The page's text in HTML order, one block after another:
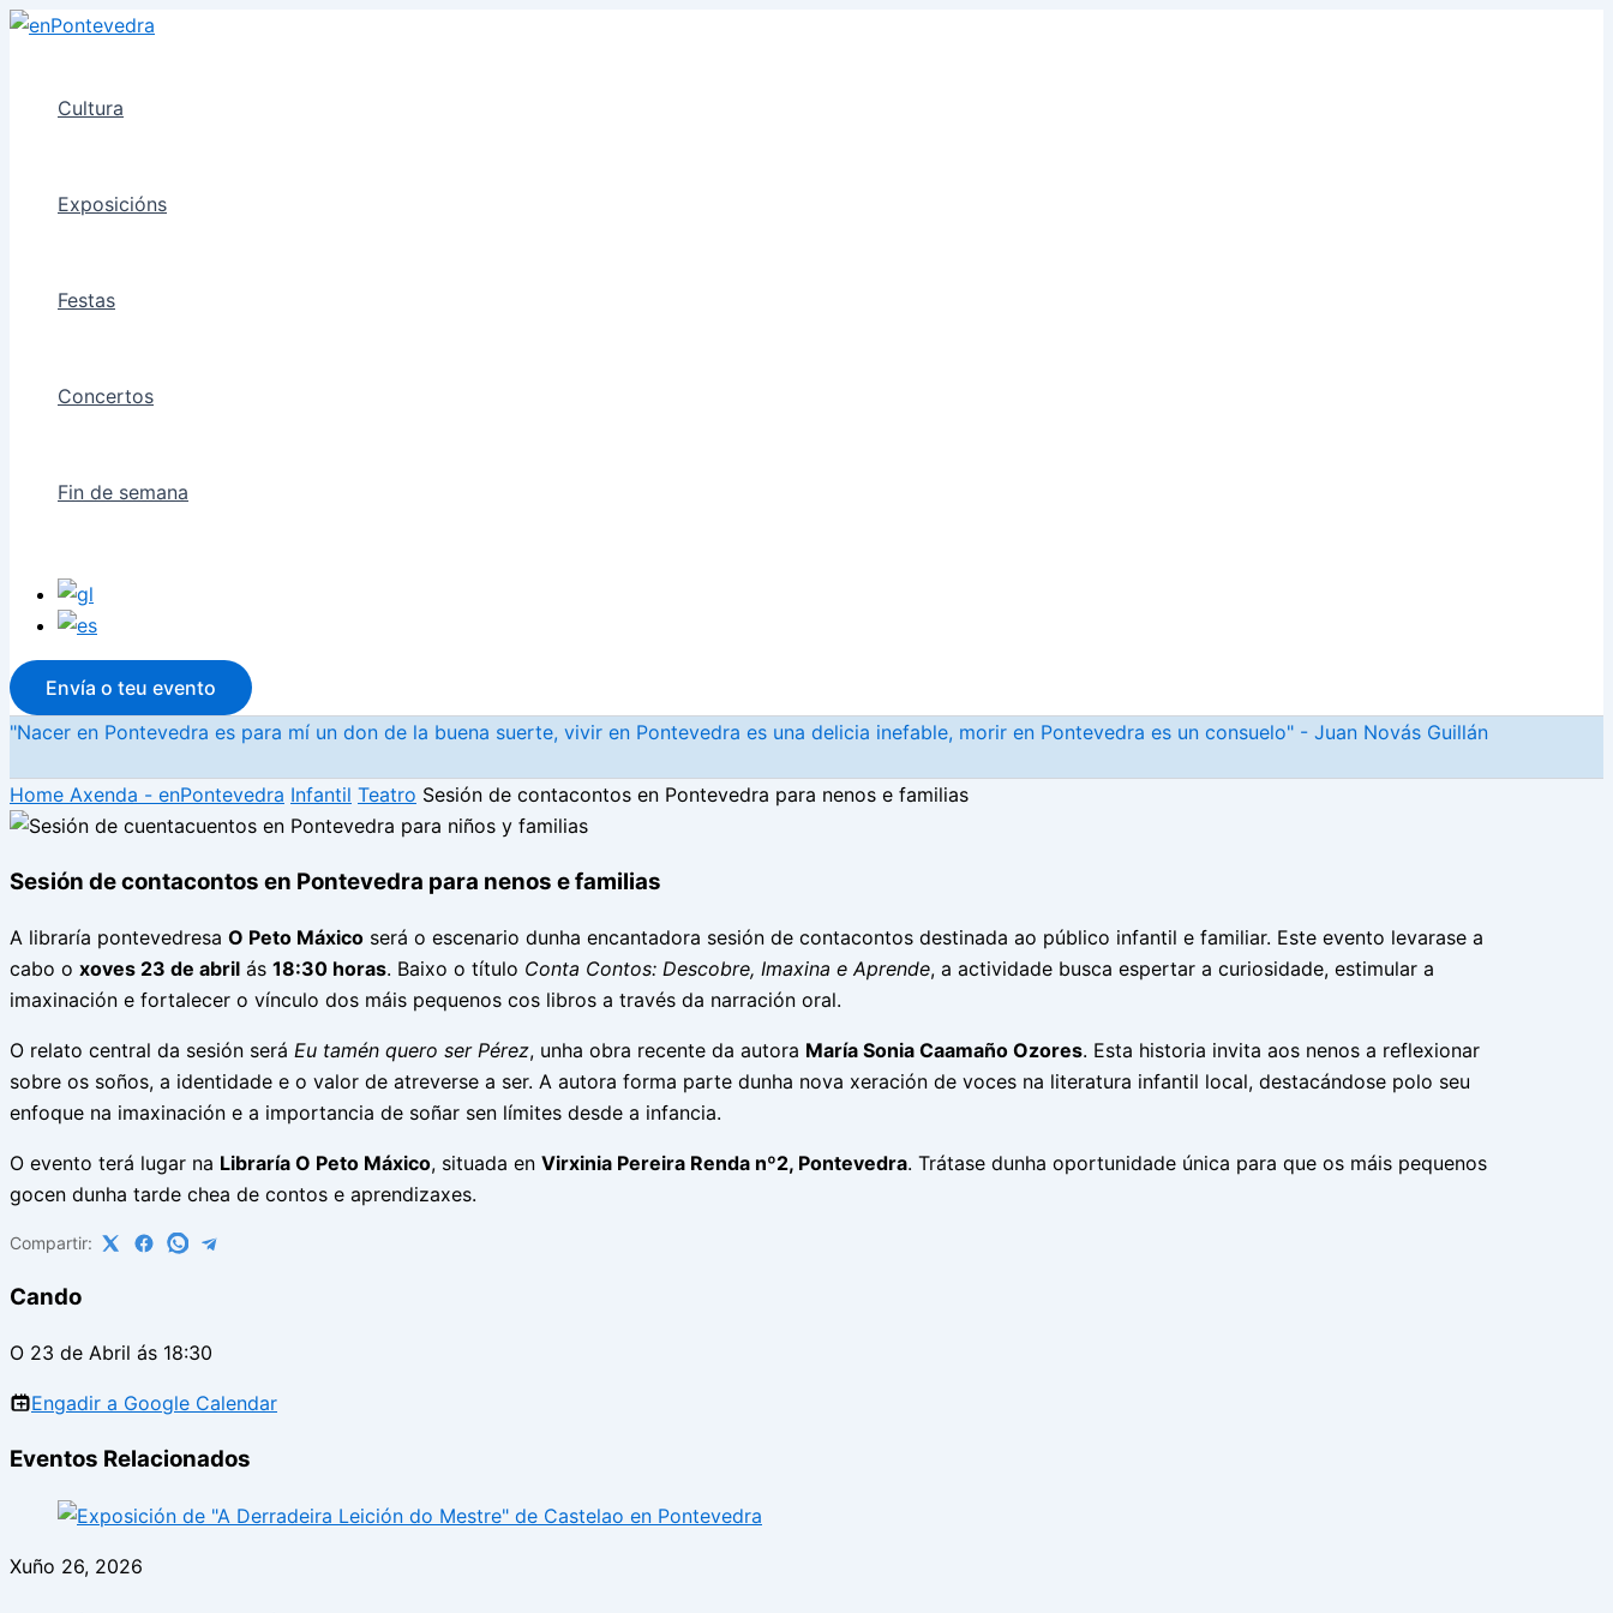
Ir
Cultura
Exposicións
Festas
Concertos
Fin de semana
Envía o teu evento
"Nacer en Pontevedra es para mí un don de la buena suerte, vivir en Pontevedra es una delicia inefable, morir en Pontevedra es un consuelo" - Juan Novás Guillán
Home Axenda - enPontevedra Infantil Teatro Sesión de contacontos en Pontevedra para nenos e familias
Sesión de contacontos en Pontevedra para nenos e familias
A libraría pontevedresa O Peto Máxico será o escenario dunha encantadora sesión de contacontos destinada ao público infantil e familiar. Este evento levarase a
cabo o xoves 23 de abril ás 18:30 horas. Baixo o título Conta Contos: Descobre, Imaxina e Aprende, a actividade busca espertar a curiosidade, estimular a
imaxinación e fortalecer o vínculo dos máis pequenos cos libros a través da narración oral.
O relato central da sesión será Eu tamén quero ser Pérez, unha obra recente da autora María Sonia Caamaño Ozores. Esta historia invita aos nenos a reflexionar
sobre os soños, a identidade e o valor de atreverse a ser. A autora forma parte dunha nova xeración de voces na literatura infantil local, destacándose polo seu
enfoque na imaxinación e a importancia de soñar sen límites desde a infancia.
O evento terá lugar na Libraría O Peto Máxico, situada en Virxinia Pereira Renda nº2, Pontevedra. Trátase dunha oportunidade única para que os máis pequenos
gocen dunha tarde chea de contos e aprendizaxes.
Compartir:
Cando
O 23 de Abril ás 18:30
Engadir a Google Calendar
Eventos Relacionados
Xuño 26, 2026